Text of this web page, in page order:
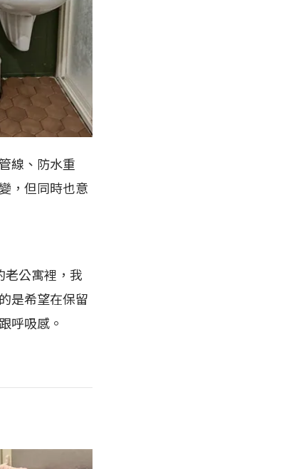
線、防水重
，但同時也意
老公寓裡，我
是希望在保留
呼吸感。